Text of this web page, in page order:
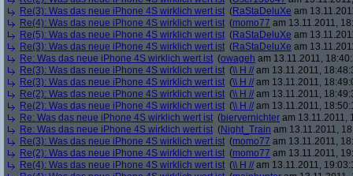
Re(3): Was das neue iPhone 4S wirklich wert ist (RaStaDeluXe am
Re(4): Was das neue iPhone 4S wirklich wert ist (momo77 am 13.11.2011,
Re(5): Was das neue iPhone 4S wirklich wert ist (RaStaDeluXe am
Re(3): Was das neue iPhone 4S wirklich wert ist (RaStaDeluXe am
Re: Was das neue iPhone 4S wirklich wert ist (owageh am 13.11.2011,
Re(3): Was das neue iPhone 4S wirklich wert ist (\\ H // am 13.11.2011,
Re(3): Was das neue iPhone 4S wirklich wert ist (\\ H // am 13.11.2011,
Re(2): Was das neue iPhone 4S wirklich wert ist (\\ H // am 13.11.2011,
Re(2): Was das neue iPhone 4S wirklich wert ist (\\ H // am 13.11.2011,
Re: Was das neue iPhone 4S wirklich wert ist (biervernichter am 13.11.2011,
Re: Was das neue iPhone 4S wirklich wert ist (Night_Train am 13.11.2011,
Re(3): Was das neue iPhone 4S wirklich wert ist (momo77 am 13.11.2011,
Re(2): Was das neue iPhone 4S wirklich wert ist (momo77 am 13.11.2011,
Re(4): Was das neue iPhone 4S wirklich wert ist (\\ H // am 13.11.2011,